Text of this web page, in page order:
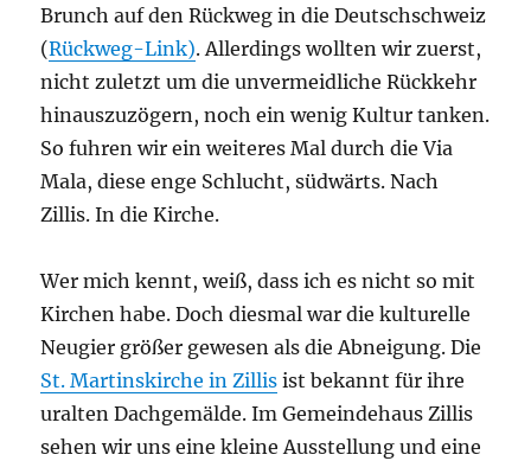
Brunch auf den Rückweg in die Deutschschweiz
(Rückweg-Link). Allerdings wollten wir zuerst,
nicht zuletzt um die unvermeidliche Rückkehr
hinauszuzögern, noch ein wenig Kultur tanken.
So fuhren wir ein weiteres Mal durch die Via
Mala, diese enge Schlucht, südwärts. Nach
Zillis. In die Kirche.
Wer mich kennt, weiß, dass ich es nicht so mit
Kirchen habe. Doch diesmal war die kulturelle
Neugier größer gewesen als die Abneigung. Die
St. Martinskirche in Zillis ist bekannt für ihre
uralten Dachgemälde. Im Gemeindehaus Zillis
sehen wir uns eine kleine Ausstellung und eine